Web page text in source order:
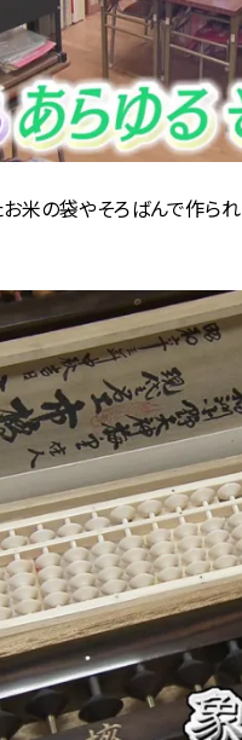
米の袋やそろばんで作ら